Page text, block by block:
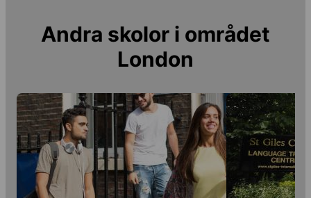
Andra skolor i området
London